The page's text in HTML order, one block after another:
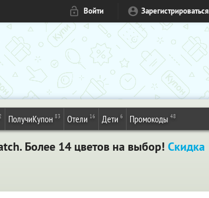
Войти Зарегистрироваться
ПолучиКупон 83 Отели 16 Дети 6 Промокоды 48
Более 14 цветов на выбор! Скидка